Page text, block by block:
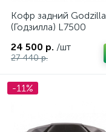
Кофр задний Godzilla
(Годзилла) L7500
24 500 р. /шт
27 440 р.
-11%